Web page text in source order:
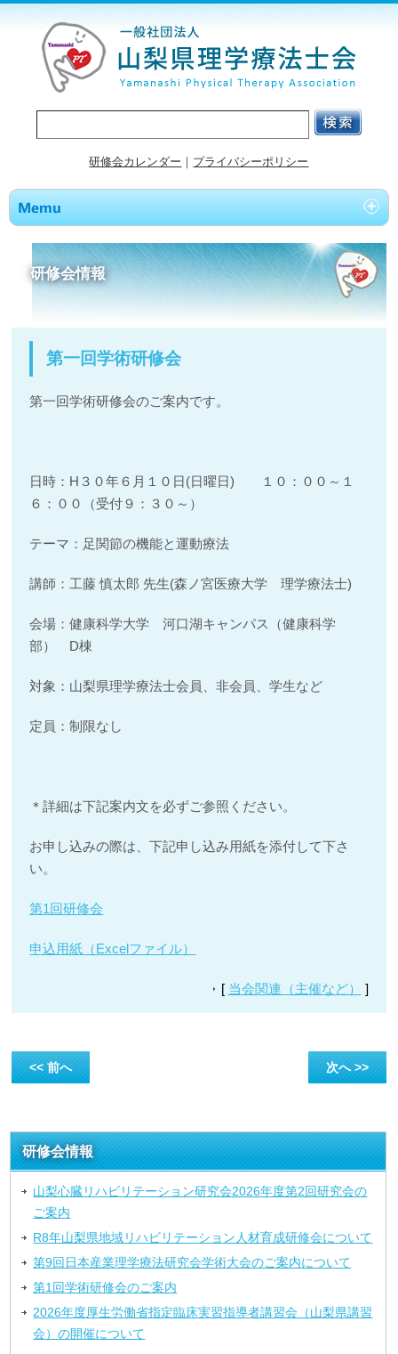
研修会カレンダー ｜ プライバシーポリシー
研修会情報
第一回学術研修会
第一回学術研修会のご案内です。
日時：H３０年６月１０日(日曜日) １０：００～１
６：００（受付９：３０～）
テーマ：足関節の機能と運動療法
講師：工藤 慎太郎 先生(森ノ宮医療大学 理学療法士)
会場：健康科学大学 河口湖キャンパス（健康科学
部） D棟
対象：山梨県理学療法士会員、非会員、学生など
定員：制限なし
＊詳細は下記案内文を必ずご参照ください。
お申し込みの際は、下記申し込み用紙を添付して下さ
い。
第1回研修会
申込用紙（Excelファイル）
[ 当会関連（主催など） ]
<< 前へ 次へ >>
研修会情報
山梨心臓リハビリテーション研究会2026年度第2回研究会の
ご案内
R8年山梨県地域リハビリテーション人材育成研修会について
第9回日本産業理学療法研究会学術大会のご案内について
第1回学術研修会のご案内
2026年度厚生労働省指定臨床実習指導者講習会（山梨県講習
会）の開催について